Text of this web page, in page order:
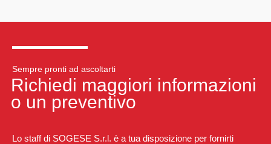
Sempre pronti ad ascoltarti
Richiedi maggiori informazioni
o un preventivo
Lo staff di SOGESE S.r.l. è a tua disposizione per fornirti